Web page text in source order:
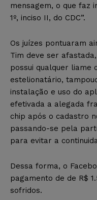
mensagem, o que faz
1º, inciso II, do CDC”.
Os juízes pontuaram
Tim deve ser
possui qualquer liame
estelionatário,
instalação e uso do
efetivada a alegada
chip após o cadastro
passando-se pela
para evitar a
Dessa forma, o
pagamento de de R$
sofridos.